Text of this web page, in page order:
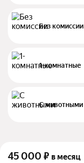
Без комиссии
1-комнатные
С животными
45 000 ₽ в месяц